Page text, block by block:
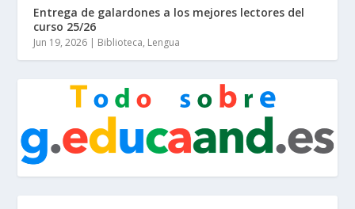
Entrega de galardones a los mejores lectores del
curso 25/26
Jun 19, 2026 | Biblioteca, Lengua